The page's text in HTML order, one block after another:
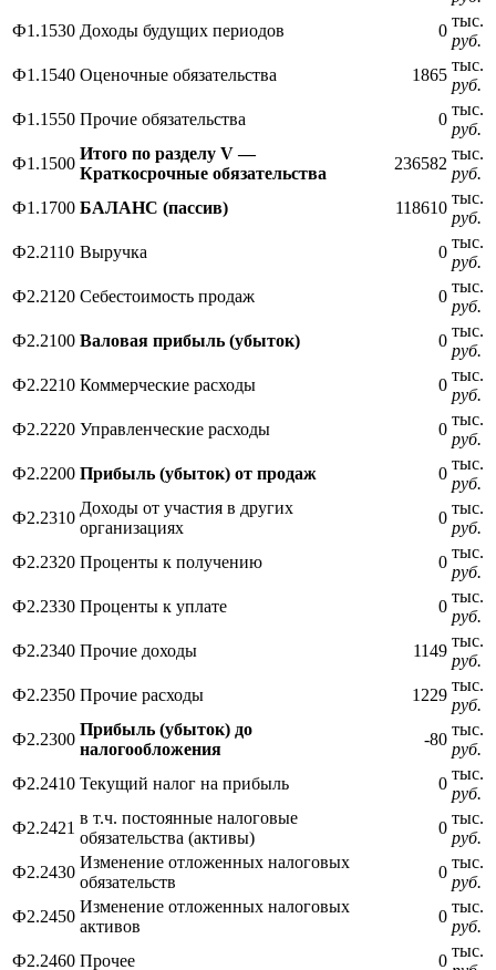
Ф1.1530 Доходы будущих периодов 0
тыс.
руб.
Ф1.1540 Оценочные обязательства 1865
тыс.
руб.
Ф1.1550 Прочие обязательства 0
тыс.
руб.
Ф1.1500
Итого по разделу V —
Краткосрочные обязательства
236582
тыс.
руб.
Ф1.1700 БАЛАНС (пассив) 118610
тыс.
руб.
Ф2.2110 Выручка 0
тыс.
руб.
Ф2.2120 Себестоимость продаж 0
тыс.
руб.
Ф2.2100 Валовая прибыль (убыток) 0
тыс.
руб.
Ф2.2210 Коммерческие расходы 0
тыс.
руб.
Ф2.2220 Управленческие расходы 0
тыс.
руб.
Ф2.2200 Прибыль (убыток) от продаж 0
тыс.
руб.
Ф2.2310
Доходы от участия в других
организациях
0
тыс.
руб.
Ф2.2320 Проценты к получению 0
тыс.
руб.
Ф2.2330 Проценты к уплате 0
тыс.
руб.
Ф2.2340 Прочие доходы 1149
тыс.
руб.
Ф2.2350 Прочие расходы 1229
тыс.
руб.
Ф2.2300
Прибыль (убыток) до
налогообложения
-80
тыс.
руб.
Ф2.2410 Текущий налог на прибыль 0
тыс.
руб.
Ф2.2421
в т.ч. постоянные налоговые
обязательства (активы)
0
тыс.
руб.
Ф2.2430
Изменение отложенных налоговых
обязательств
0
тыс.
руб.
Ф2.2450
Изменение отложенных налоговых
активов
0
тыс.
руб.
Ф2.2460 Прочее 0
тыс.